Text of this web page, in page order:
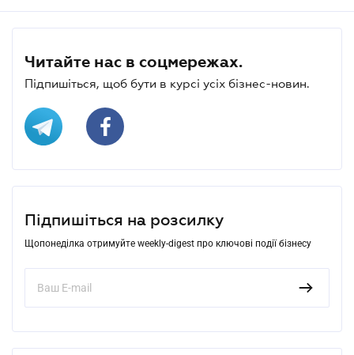
Читайте нас в соцмережах.
Підпишіться, щоб бути в курсі усіх бізнес-новин.
Підпишіться на розсилку
Щопонеділка отримуйте weekly-digest про ключові події бізнесу